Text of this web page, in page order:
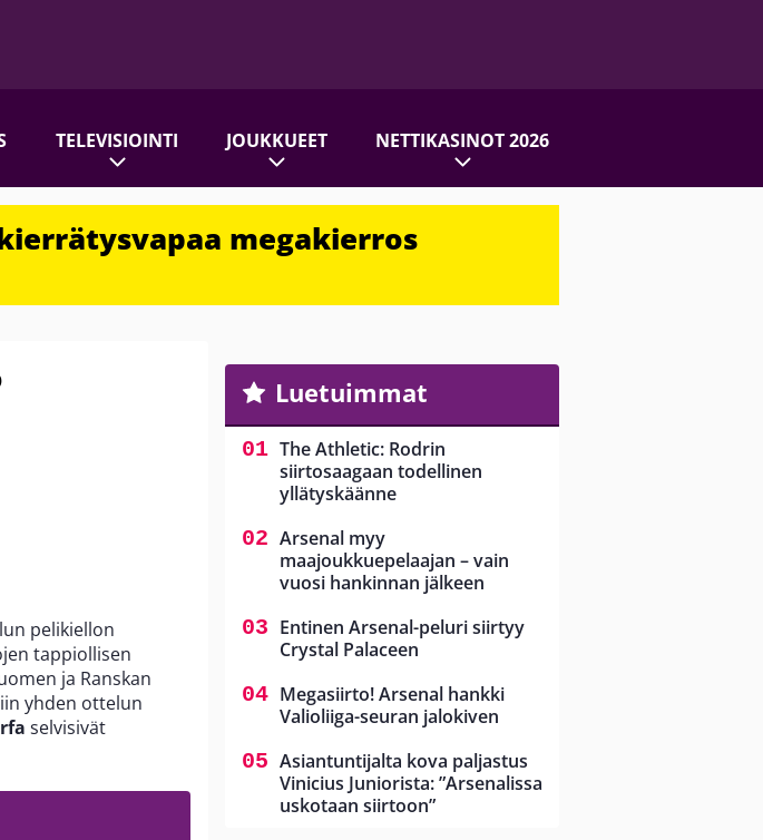
TELEVISIOINTI JOUKKUEET NETTIKASINOT 2026
megakierros
pelikiellon
tappiollisen
ja Ranskan
yhden ottelun
selvisivät
Luetuimmat
The Athletic: Rodrin
siirtosaagaan todellinen
yllätyskäänne
Arsenal myy
maajoukkuepelaajan – vain
vuosi hankinnan jälkeen
Entinen Arsenal-peluri siirtyy
Crystal Palaceen
Megasiirto! Arsenal hankki
Valioliiga-seuran jalokiven
Asiantuntijalta kova paljastus
Vinicius Juniorista: ”Arsenalissa
uskotaan siirtoon”